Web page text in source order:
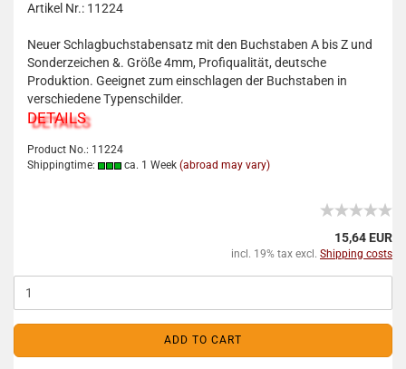
Artikel Nr.: 11224
Neuer Schlagbuchstabensatz mit den Buchstaben A bis Z und
Sonderzeichen &. Größe 4mm, Profiqualität, deutsche
Produktion. Geeignet zum einschlagen der Buchstaben in
verschiedene Typenschilder.
DETAILS
Product No.: 11224
Shippingtime:
ca. 1 Week (abroad may vary)
15,64 EUR
incl. 19% tax excl. Shipping costs
ADD TO CART